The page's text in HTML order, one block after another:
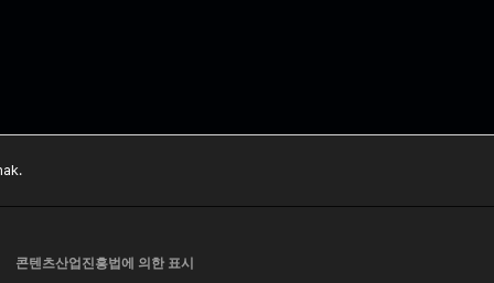
콘텐츠산업진흥법에 의한 표시